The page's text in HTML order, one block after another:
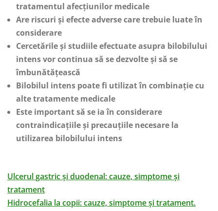
tratamentul afecțiunilor medicale
Are riscuri și efecte adverse care trebuie luate în
considerare
Cercetările și studiile efectuate asupra bilobilului
intens vor continua să se dezvolte și să se
îmbunătățească
Bilobilul intens poate fi utilizat în combinație cu
alte tratamente medicale
Este important să se ia în considerare
contraindicațiile și precauțiile necesare la
utilizarea bilobilului intens
Ulcerul gastric și duodenal: cauze, simptome și
tratament
Hidrocefalia la copii: cauze, simptome și tratament.